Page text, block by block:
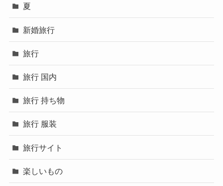
夏
新婚旅行
旅行
旅行 国内
旅行 持ち物
旅行 服装
旅行サイト
楽しいもの